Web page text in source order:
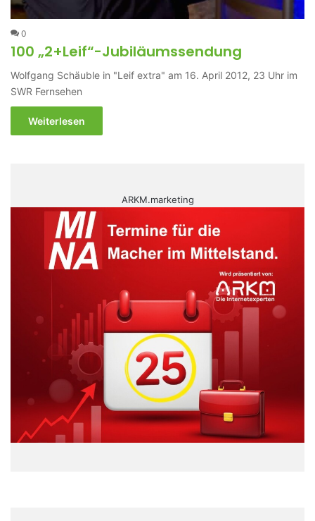
0
100 „2+Leif“-Jubiläumssendung
Wolfgang Schäuble in "Leif extra" am 16. April 2012, 23 Uhr im
SWR Fernsehen
Weiterlesen
ARKM.marketing